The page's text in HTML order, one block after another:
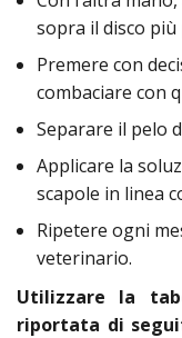
sopra il disco più
Premere con
combaciare con
Separare il pelo
Applicare la
scapole in linea
Ripetere ogni
veterinario.
Utilizzare la
riportata di